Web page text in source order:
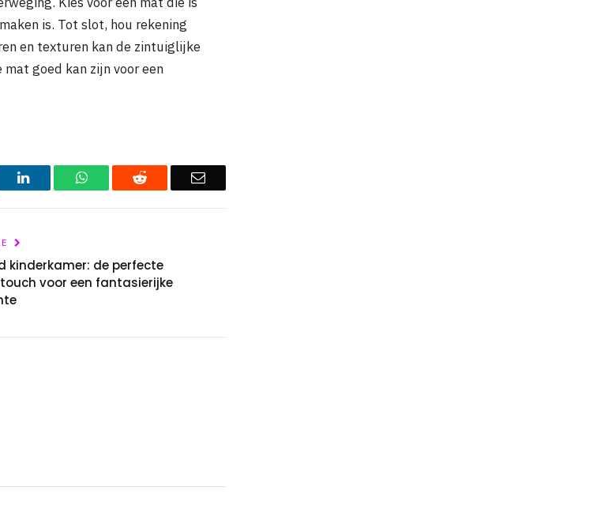
is. Tot slot, hou rekening
en texturen kan de zintuiglijke
goed kan zijn voor een
LinkedIn WhatsAppReddit Email
kinderkamer: de perfecte
voor een fantasierijke